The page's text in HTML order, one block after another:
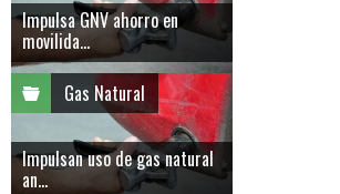
Impulsa GNV ahorro en
movilida...
Gas Natural
Impulsan uso de gas natural
an...